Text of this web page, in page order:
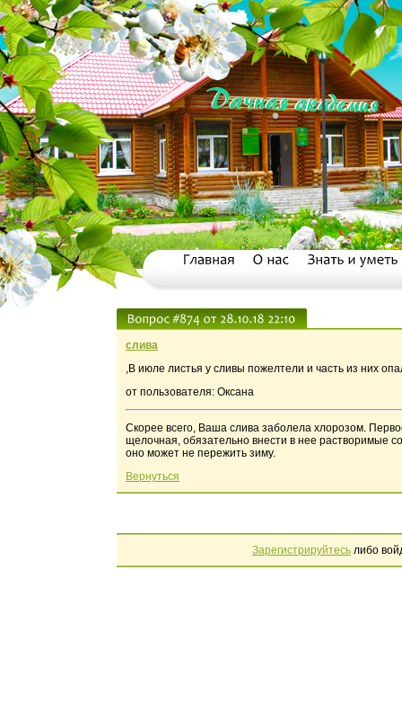
слива
,В июле листья у сливы пожелтели и часть из них
от пользователя: Оксана
Скорее всего, Ваша слива заболела хлорозом.
щелочная, обязательно внести в нее растворимые
оно может не пережить зиму.
Вернуться
Зарегистрируйтесь либо